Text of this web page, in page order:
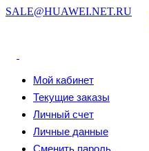
SALE@HUAWEI.NET.RU
Мой кабинет
Текущие заказы
Личный счет
Личные данные
Сменить пароль